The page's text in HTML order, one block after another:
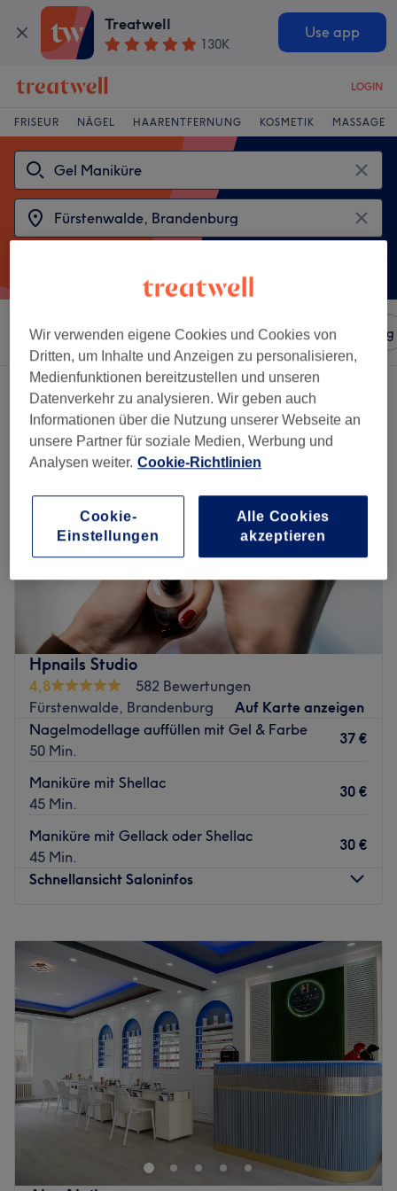
Treatwell
130K
Use app
LOGIN
FRISEUR NÄGEL HAARENTFERNUNG KOSMETIK MASSAGE
Sortieren nach Salons Expressangebote Bewertung
2 Salons die anbieten: gel maniküre in Fürstenwalde, Brandenburg
Hpnails Studio
4,8
582 Bewertungen
Fürstenwalde, Brandenburg
Auf Karte anzeigen
Nagelmodellage auffüllen mit Gel & Farbe
50 Min.
37 €
Maniküre mit Shellac
45 Min.
30 €
Maniküre mit Gellack oder Shellac
45 Min.
30 €
Schnellansicht Saloninfos
Dienstag
09:00–18:00
Mittwoch
09:00 –18:00
Donnerstag
09:00–18:00
Freitag
09:00–18:00
09:00
Geschlossen
Ein makelloser Auftritt verlangt sagenhafte Nägel und
einen umwerfenden Augenaufschlag. All das gibt es bei
Hpnails Studio in Fürstenwalde/Spree. Der Salon bietet
dir eine große Auswahl an Nageldesigns, Maniküren,
Pediküren und vielem mehr.
Wir verwenden eigene Cookies und Cookies von
Dritten, um Inhalte und Anzeigen zu personalisieren,
Medienfunktionen bereitzustellen und unseren
Datenverkehr zu analysieren. Wir geben auch
Informationen über die Nutzung unserer Webseite an
unsere Partner für soziale Medien, Werbung und
Analysen weiter. Cookie-Richtlinien
Cookie-
Einstellungen
Alle Cookies
akzeptieren